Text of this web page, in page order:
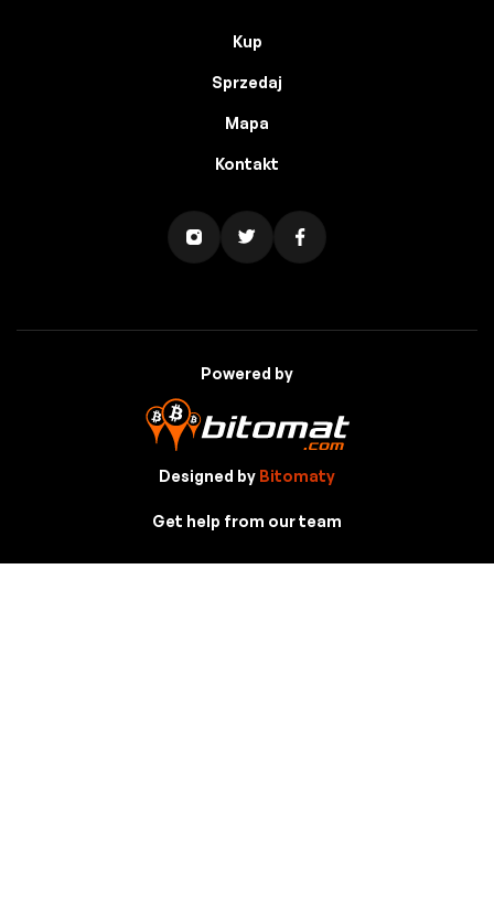
Kup
Sprzedaj
Mapa
Kontakt
Powered by
Designed by Bitomaty
Get help from our team